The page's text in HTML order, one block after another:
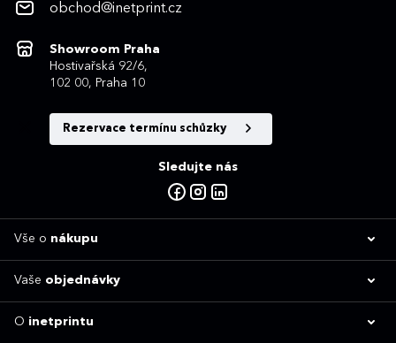
obchod@inetprint.cz
Showroom Praha
Hostivařská 92/6,
102 00, Praha 10
Rezervace termínu schůzky
Sledujte nás
Vše o nákupu
Vaše objednávky
O inetprintu